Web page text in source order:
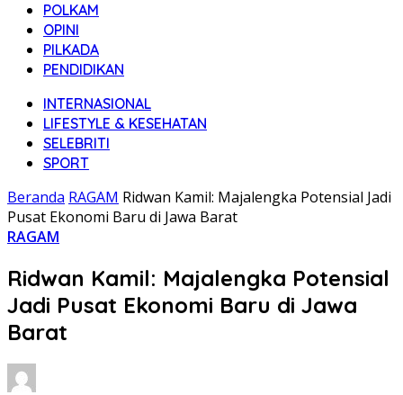
POLKAM
OPINI
PILKADA
PENDIDIKAN
INTERNASIONAL
LIFESTYLE & KESEHATAN
SELEBRITI
SPORT
Beranda RAGAM Ridwan Kamil: Majalengka Potensial Jadi
Pusat Ekonomi Baru di Jawa Barat
RAGAM
Ridwan Kamil: Majalengka Potensial
Jadi Pusat Ekonomi Baru di Jawa
Barat